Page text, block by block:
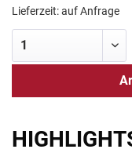
Lieferzeit: auf Anfrage